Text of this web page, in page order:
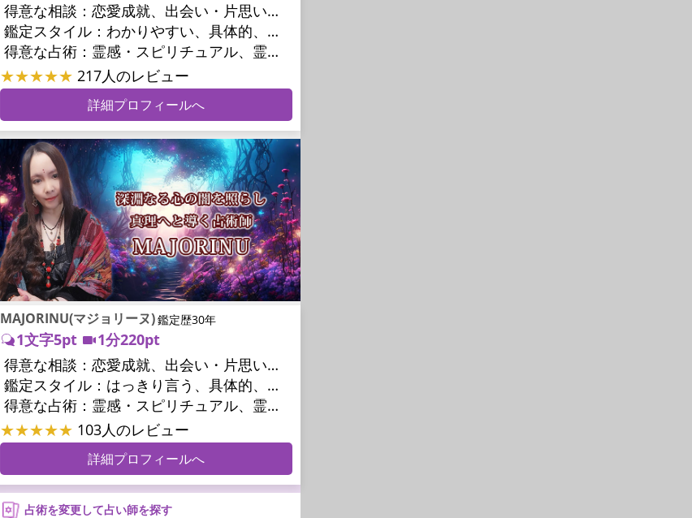
得意な相談：
恋愛成就、出会い・片思い、相手の気持ち、相性、縁結び、結婚、男心・女心、二人の今後、複雑な恋愛、三角関係、略奪愛、浮気、不倫、復活愛、復縁、離婚、同性愛・LGBT、人間関係、職場の人間関係、対人関係、仕事運、適職、天職、転職、進路、就職、人生全般、使命、経営相談、人事、開業、廃業、夢、目標、ビジネスチャンス、ビジネスパートナー、パワーハラスメント、セクシャルハラスメント、家族関係、夫婦関係、家庭問題、夫婦問題、親族問題、育児・子育て、シングルマザー、ドメスティックバイオレンス、相続関係、美容、精神問題、心の問題、うつ、ストレス、いじめ、人生相談、霊的問題、ご先祖様、守護霊様、お墓参り、魂の本質、前世、来世、夢診断、ペットの気持ち、ペット交信、ペットへのヒーリング、パワーストーン選択、引越し・転居、方位、開運指導、健康運、金銭トラブル、ご近所問題、縁切り
鑑定スタイル：
わかりやすい、具体的、納得感、友達のように相談できる、聞き上手、とても話しやすい、じっくり聞いてくれる、愛にあふれ温かい、勇気をくれる、前向き・元気になれる、実力派
得意な占術：
霊感・スピリチュアル、霊視、霊聴、未来予知、前世・来世、守護霊対話、波動修正、オーラ、エネルギー調整、ソウルメイト、チャネリング、ペットの気持ち、タロット、オラクルカード、風水、姓名判断、九星気学、四柱推命、数秘術、カラー診断、夢診断、易学、手相、人相(顔相)、祈祷、祈願、縁結び、除霊、縁切り、パワーストーン、水晶、サイコロ、ヒーリング、レイキ、カウンセリング、オリジナル占術
★★★★★ 217人のレビュー
詳細プロフィールへ
MAJORINU(マジョリーヌ)鑑定歴30年
1文字5pt
1分220pt
得意な相談：
恋愛成就、出会い・片思い、相手の気持ち、相性、縁結び、結婚、男心・女心、二人の今後、複雑な恋愛、三角関係、略奪愛、浮気、不倫、復活愛、復縁、離婚、同性愛・LGBT、人間関係、職場の人間関係、対人関係、仕事運、適職、天職、転職、進路、就職、人生全般、使命、経営相談、人事、開業、夢、目標、ビジネスチャンス、ビジネスパートナー、パワーハラスメント、セクシャルハラスメント、家族関係、夫婦関係、家庭問題、夫婦問題、親族問題、育児・子育て、シングルマザー、ドメスティックバイオレンス、相続関係、精神問題、心の問題、うつ、トラウマ、ストレス、いじめ、人生相談、霊的問題、魂の本質、前世、ペットの気持ち、パワーストーン選択、引越し・転居、方位、健康運、金運、金銭トラブル、ご近所問題、縁切り
鑑定スタイル：
はっきり言う、具体的、的確、納得感、情報量が多い、友達のように相談できる、聞き上手、とても話しやすい、じっくり聞いてくれる、愛にあふれ温かい、深く濃厚、勇気をくれる、前向き・元気になれる、実力派
得意な占術：
霊感・スピリチュアル、霊視、過去視、未来予知、前世・来世、波動修正、オーラ、エネルギー調整、ソウルメイト、チャネリング、ペットの気持ち、タロット、オラクルカード、風水、姓名判断、九星気学、四柱推命、占星術、数秘術、カラー診断、易学、祈祷、祈願、縁結び、縁切り、ダウジング、ルーン、パワーストーン、カウンセリング、オリジナル占術、ルノルマンカード
★★★★★ 103人のレビュー
詳細プロフィールへ
占術を変更して占い師を探す